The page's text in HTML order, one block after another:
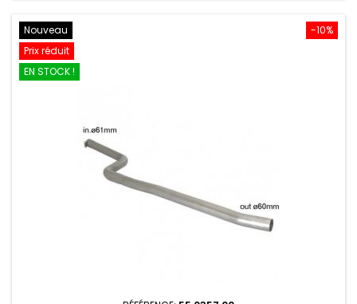
-10%
Nouveau
Prix réduit
EN STOCK !